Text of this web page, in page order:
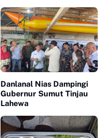
Danlanal Nias Dampingi
Gubernur Sumut Tinjau
Lahewa